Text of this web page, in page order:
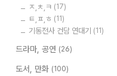
ㅈ,ㅊ,ㅋ (17)
ㅌ,ㅍ,ㅎ (11)
기동전사 건담 연대기 (11)
드라마, 공연 (26)
도서, 만화 (100)